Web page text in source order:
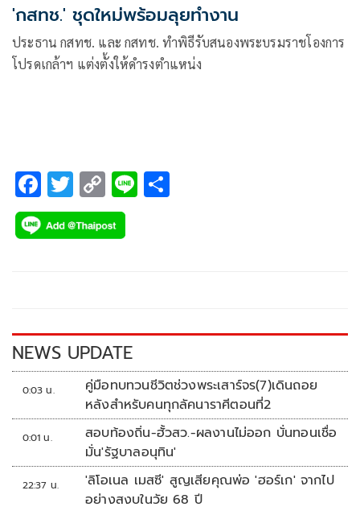
'กสทช.' ชุดใหม่พร้อมลุยทำงาน
ประธาน กสทช. และ กสทช. ทำพิธีรับสนองพระบรมราชโองการ
โปรดเกล้าฯ แต่งตั้งให้ดำรงตำแหน่ง
F
ac
e
k
T
wi
tt
C
o
p
k
Li
NEWS UPDATE
0:03 น.
คู่มือทบทวนชีวิตช่วงพระเสาร์จร(7)เดินถอย
หลังสำหรับคนทุกลัคนาราศีตอนที่2
0:01 น.
สอบท้องถิ่น-ฮั้วสว.-ผลงานไม่ออก บั่นทอนเชื่อ
มั่น'รัฐบาลอนุทิน'
22:37 น.
'ลิโอเนล เมสซี' สูญเสียคุณพ่อ 'ฮอร์เก' จากไป
อย่างสงบในวัย 68 ปี